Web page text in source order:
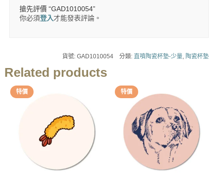
搶先評價 “GAD1010054”
你必須登入才能發表評論。
貨號:GAD1010054 分類: 直噴陶瓷杯墊-少量 陶瓷杯墊
Related products
特價 特價